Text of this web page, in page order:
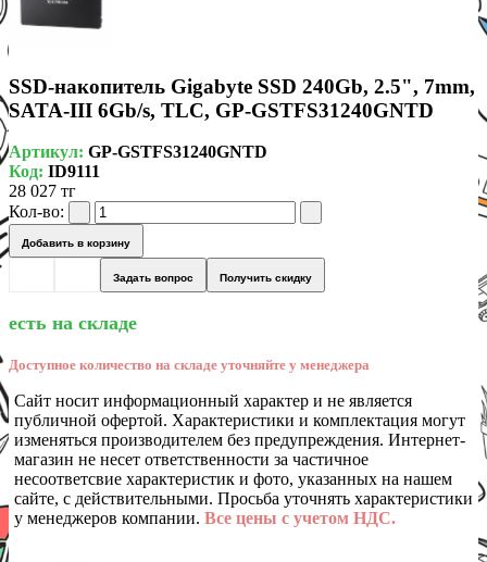
SSD-накопитель Gigabyte SSD 240Gb, 2.5", 7mm,
SATA-III 6Gb/s, TLC, GP-GSTFS31240GNTD
Артикул: GP-GSTFS31240GNTD
Код: ID9111
28 027 тг
Кол-во:
Добавить в корзину
Задать вопрос Получить скидку
есть на складе
Доступное количество на складе уточняйте у менеджера
Сайт носит информационный характер и не является
публичной офертой. Характеристики и комплектация могут
изменяться производителем без предупреждения. Интернет-
магазин не несет ответственности за частичное
несоответсвие характеристик и фото, указанных на нашем
сайте, с действительными. Просьба уточнять характеристики
у менеджеров компании. Все цены с учетом НДС.